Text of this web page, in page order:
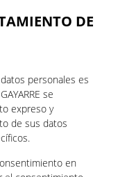
DE
personales es
se
expreso y
de sus datos
en